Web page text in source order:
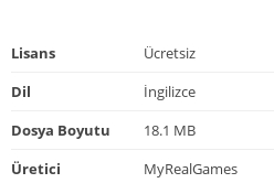
Lisans
Ücretsiz
Dil
İngilizce
Dosya Boyutu
18.1 MB
Üretici
MyRealGames